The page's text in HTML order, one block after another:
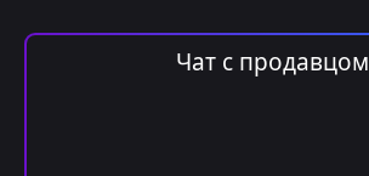
Чат с продавцом